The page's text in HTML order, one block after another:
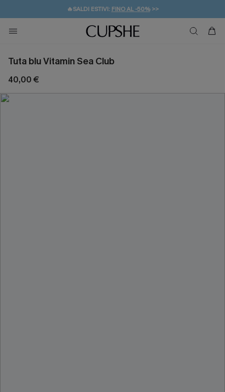
🔥SALDI ESTIVI: FINO AL -50%>>
🚚SPEDIZIONE GRATUITA DA 49€
💌REGALO PER I NUOVI: 20% DI SCONTO*
Tuta blu Vitamin Sea Club
40,00 €